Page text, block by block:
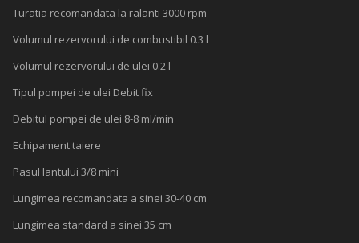
Turatia recomandata la ralanti 3000 rpm
Volumul rezervorului de combustibil 0.3 l
Volumul rezervorului de ulei 0.2 l
Tipul pompei de ulei Debit fix
Debitul pompei de ulei 8-8 ml/min
Echipament taiere
Pasul lantului 3/8 mini
Lungimea recomandata a sinei 30-40 cm
Lungimea standard a sinei 35 cm